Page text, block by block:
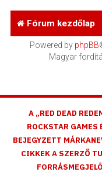
Fórum kezdőlap
Powered by phpBB
Magyar
A „RED DEAD
ROCKSTAR
BEJEGYZETT
CIKKEK A SZERZŐ